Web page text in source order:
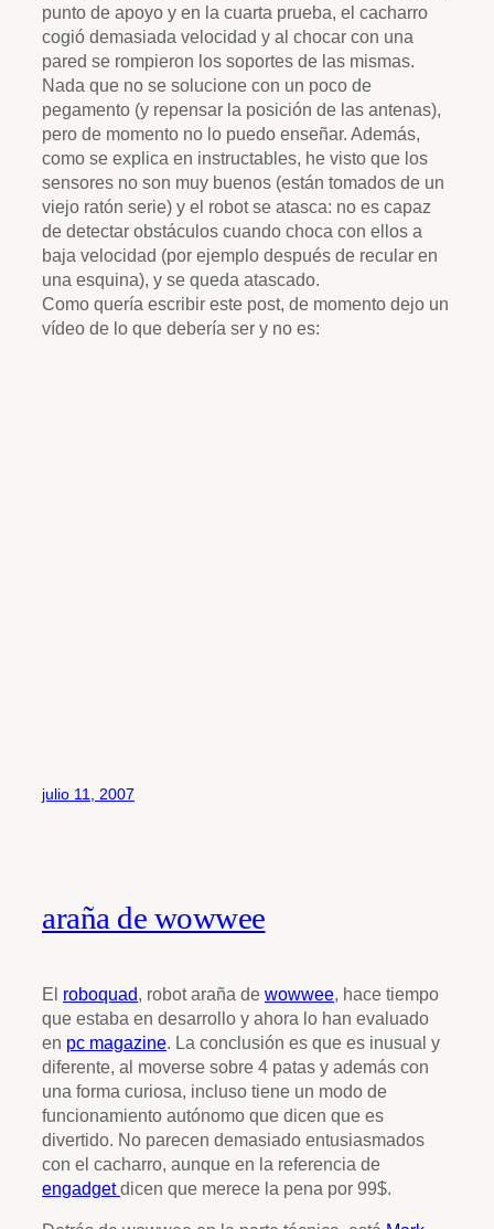
punto de apoyo y en la cuarta prueba, el cacharro
cogió demasiada velocidad y al chocar con una
pared se rompieron los soportes de las mismas.
Nada que no se solucione con un poco de
pegamento (y repensar la posición de las antenas),
pero de momento no lo puedo enseñar. Además,
como se explica en instructables, he visto que los
sensores no son muy buenos (están tomados de un
viejo ratón serie) y el robot se atasca: no es capaz
de detectar obstáculos cuando choca con ellos a
baja velocidad (por ejemplo después de recular en
una esquina), y se queda atascado.
Como quería escribir este post, de momento dejo un
vídeo de lo que debería ser y no es:
julio 11, 2007
araña de wowwee
El roboquad, robot araña de wowwee, hace tiempo
que estaba en desarrollo y ahora lo han evaluado
en pc magazine. La conclusión es que es inusual y
diferente, al moverse sobre 4 patas y además con
una forma curiosa, incluso tiene un modo de
funcionamiento autónomo que dicen que es
divertido. No parecen demasiado entusiasmados
con el cacharro, aunque en la referencia de
engadgetdicen que merece la pena por 99$.